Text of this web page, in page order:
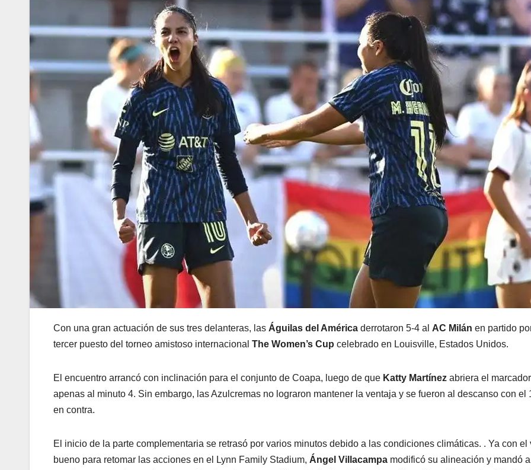
Con una gran actuación de sus tres delanteras, las Águilas del América derrotaron 5-4 al AC Milán en partido
tercer puesto del torneo amistoso internacional The Women’s Cup celebrado en Louisville, Estados Unidos.
El encuentro arrancó con inclinación para el conjunto de Coapa, luego de que Katty Martínez abriera el marcador
apenas al minuto 4. Sin embargo, las Azulcremas no lograron mantener la ventaja y se fueron al descanso con el
en contra.
El inicio de la parte complementaria se retrasó por varios minutos debido a las condiciones climáticas. . Ya con el
bueno para retomar las acciones en el Lynn Family Stadium, Ángel Villacampa modificó su alineación y mandó